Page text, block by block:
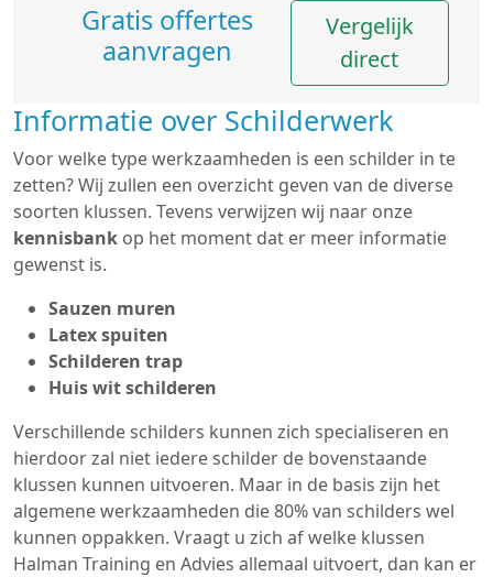
Gratis offertes
aanvragen
Vergelijk
direct
Informatie over Schilderwerk
Voor welke type werkzaamheden is een schilder in te
zetten? Wij zullen een overzicht geven van de diverse
soorten klussen. Tevens verwijzen wij naar onze
kennisbank op het moment dat er meer informatie
gewenst is.
Sauzen muren
Latex spuiten
Schilderen trap
Huis wit schilderen
Verschillende schilders kunnen zich specialiseren en
hierdoor zal niet iedere schilder de bovenstaande
klussen kunnen uitvoeren. Maar in de basis zijn het
algemene werkzaamheden die 80% van schilders wel
kunnen oppakken. Vraagt u zich af welke klussen
Halman Training en Advies allemaal uitvoert, dan kan er